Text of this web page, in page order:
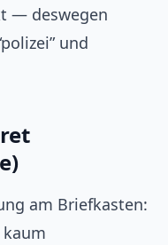
— deswegen
und
am Briefkasten: